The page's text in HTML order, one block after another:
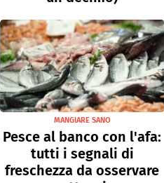
MANGIARE SANO
Pesce al banco con l'afa:
tutti i segnali di
freschezza da osservare